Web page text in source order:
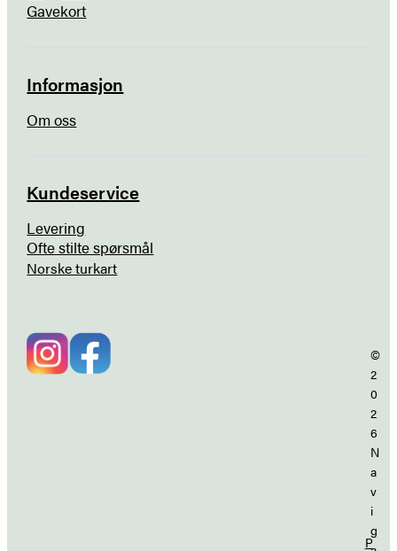
Gavekort
Informasjon
Om oss
Kundeservice
Levering
Ofte stilte spørsmål
Norske turkart
P
©
2
0
2
6
N
a
v
i
g